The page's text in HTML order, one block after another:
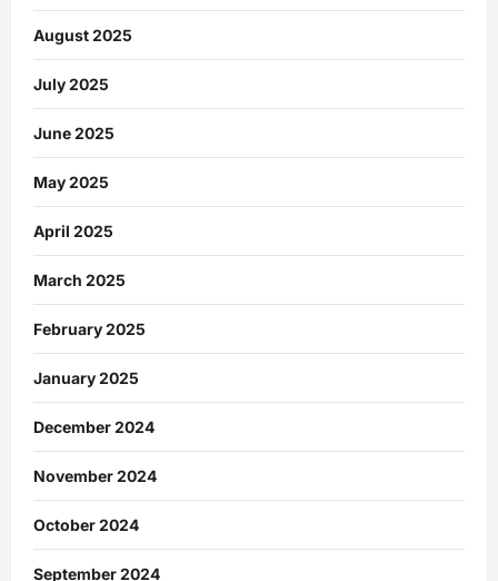
August 2025
July 2025
June 2025
May 2025
April 2025
March 2025
February 2025
January 2025
December 2024
November 2024
October 2024
September 2024